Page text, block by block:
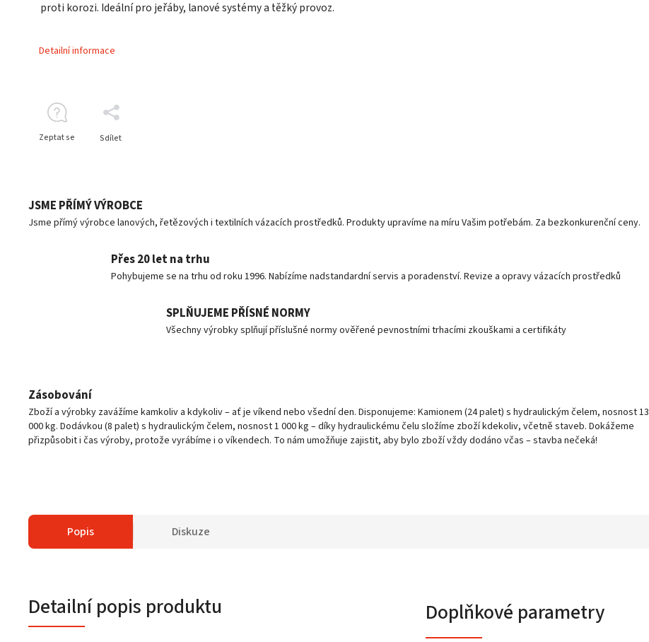
proti korozi. Ideální pro jeřáby, lanové systémy a těžký provoz.
Detailní informace
Zeptat se Sdílet
JSME PŘÍMÝ VÝROBCE
Jsme přímý výrobce lanových, řetězových i textilních vázacích prostředků. Produkty upravíme na míru Vašim potřebám. Za bezkonkurenční ceny.
Přes 20 let na trhu
Pohybujeme se na trhu od roku 1996. Nabízíme nadstandardní servis a poradenství. Revize a opravy vázacích prostředků
SPLŇUJEME PŘÍSNÉ NORMY
Všechny výrobky splňují příslušné normy ověřené pevnostními trhacími zkouškami a certifikáty
Zásobování
Zboží a výrobky zavážíme kamkoliv a kdykoliv – ať je víkend nebo všední den. Disponujeme: Kamionem (24 palet) s hydraulickým čelem, nosnost 13
000 kg. Dodávkou (8 palet) s hydraulickým čelem, nosnost 1 000 kg – díky hydraulickému čelu složíme zboží kdekoliv, včetně staveb. Dokážeme
přizpůsobit i čas výroby, protože vyrábíme i o víkendech. To nám umožňuje zajistit, aby bylo zboží vždy dodáno včas – stavba nečeká!
Popis Diskuze
Detailní popis produktu Doplňkové parametry